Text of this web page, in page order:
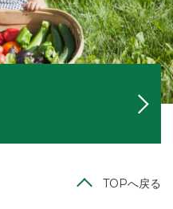
TOPへ戻る